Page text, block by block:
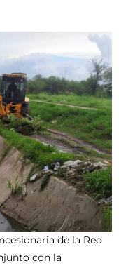
de la Red
con la